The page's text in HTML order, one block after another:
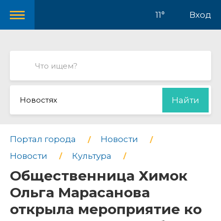
11° Вход
Новостях Найти
Портал города
Новости
Новости
Культура
Общественница Химок
Ольга Марасанова
открыла мероприятие ко